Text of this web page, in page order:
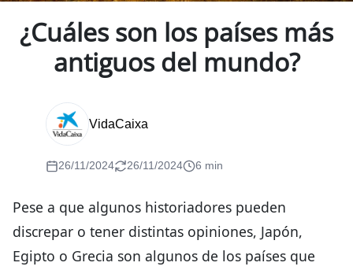
¿Cuáles son los países más
antiguos del mundo?
VidaCaixa
26/11/2024 26/11/2024 6 min
Pese a que algunos historiadores pueden
discrepar o tener distintas opiniones, Japón,
Egipto o Grecia son algunos de los países que